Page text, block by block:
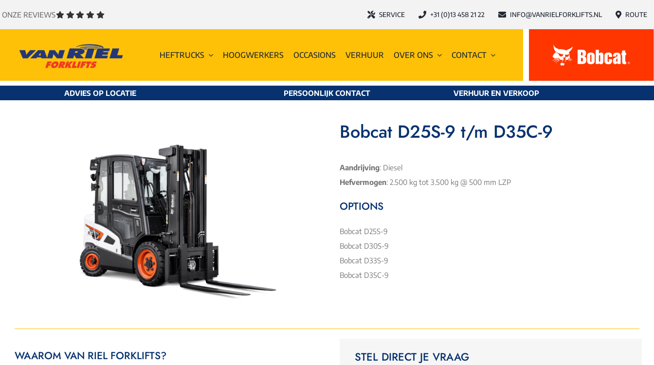
ONZE REVIEWS SERVICE +31 (0)13 458 21 22 INFO@VANRIELFORKLIFTS.NL ROUTE
HEFTRUCKS HOOGWERKERS OCCASIONS VERHUUR OVER ONS CONTACT
ADVIES OP LOCATIE PERSOONLIJK CONTACT VERHUUREN VERKOOP
Bobcat D25S-9 t/m D35C-9
Aandrijving: Diesel
Hefvermogen: 2.500 kg tot 3.500 kg @ 500 mm LZP
OPTIONS
Bobcat D25S-9
Bobcat D30S-9
Bobcat D33S-9
Bobcat D35C-9
WAAROM VAN RIEL FORKLIFTS? STEL DIRECT JE VRAAG